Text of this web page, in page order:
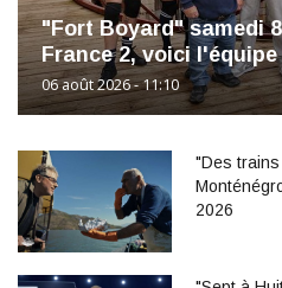
"Fort Boyard" samedi
France 2, voici
06 août 2026 - 11:10
"Des
2026